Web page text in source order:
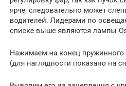
ярче, следовательно может
водителей. Лидерами по
списке выше являются лампы
Нажимаем на конец пружинного
(для наглядности показано на